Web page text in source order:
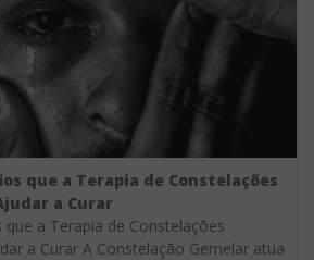
que a Terapia de Constelações
a Curar
a Terapia de Constelações
a Curar A Constelação Gemelar atua